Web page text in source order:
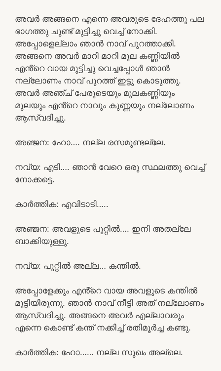
അവർ അങ്ങനെ എന്നെ അവരുടെ ദേഹത്തു പല
ഭാഗത്തു ചുണ്ട് മുട്ടിച്ചു വെച്ച് നോക്കി.
അപ്പോളെല്ലാം ഞാൻ നാവ് പുറത്താക്കി.
അങ്ങനെ അവർ മാറി മാറി മുല കണ്ണിയിൽ
എൻ്റെ വായ മുട്ടിച്ചു വെച്ചപ്പോൾ ഞാൻ
നല്ലോണം നാവ് പുറത്ത് ഇട്ടു കൊടുത്തു.
അവർ അഞ്ച് പേരുടെയും മുലകണ്ണിയും
മുലയും എൻ്റെ നാവും കുണ്ണയും നല്ലോണം
ആസ്വദിച്ചു.
അഞ്ജന: ഹോ…. നല്ല രസമുണ്ടല്ലേ.
നവ്യ: എടി…. ഞാൻ വേറെ ഒരു സ്ഥലത്തു വെച്ച്
നോക്കട്ടെ.
കാർത്തിക: എവിടാടി…..
അഞ്ജന: അവളുടെ പൂറ്റിൽ…. ഇനി അതല്ലേ
ബാക്കിയുള്ളു.
നവ്യ: പൂറ്റിൽ അല്ല… കന്തിൽ.
അപ്പോളേക്കും എൻ്റെ വായ അവളുടെ കന്തിൽ
മുട്ടിയിരുന്നു. ഞാൻ നാവ് നീട്ടി അത് നല്ലോണം
ആസ്വദിച്ചു. അങ്ങനെ അവർ എല്ലാവരും
എന്നെ കൊണ്ട് കന്ത് നക്കിച്ച് രതിമൂർച്ച കണ്ടു.
കാർത്തിക: ഹോ…… നല്ല സുഖം അല്ലെ.